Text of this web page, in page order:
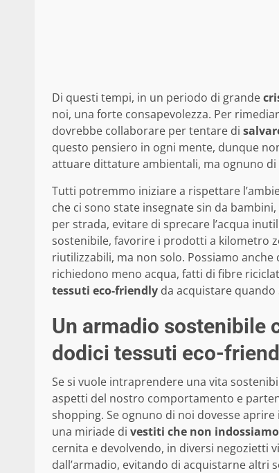
Di questi tempi, in un periodo di grande
noi, una forte consapevolezza. Per
dovrebbe collaborare per tentare di
questo pensiero in ogni mente, dunque
attuare dittature ambientali, ma ognuno
Tutti potremmo iniziare a rispettare
che ci sono state insegnate sin da
per strada, evitare di sprecare l’acqua
sostenibile, favorire i prodotti a kilometro
riutilizzabili, ma non solo. Possiamo anche
richiedono meno acqua, fatti di fibre
tessuti eco-friendly da acquistare
Un armadio sostenibile
dodici tessuti eco-
Se si vuole intraprendere una vita
aspetti del nostro comportamento e
shopping. Se ognuno di noi dovesse
una miriade di vestiti che non
cernita e devolvendo, in diversi negozietti
dall’armadio, evitando di acquistarne altri